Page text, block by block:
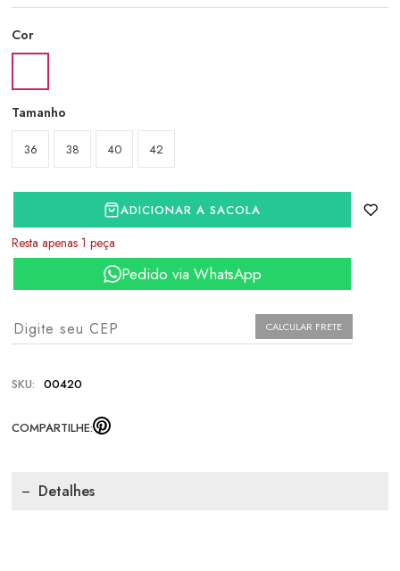
Cor
Tamanho
36 38 40 42
ADICIONAR A SACOLA
Resta apenas 1 peça
Pedido via WhatsApp
CALCULAR FRETE
SKU: 00420
COMPARTILHE:
Detalhes